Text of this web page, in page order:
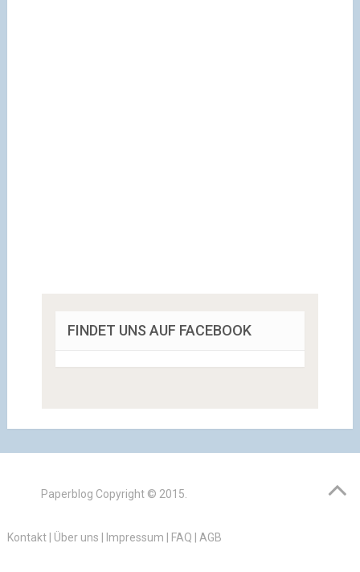
FINDET UNS AUF FACEBOOK
Paperblog Copyright © 2015.
Kontakt| Über uns Impressum FAQ AGB